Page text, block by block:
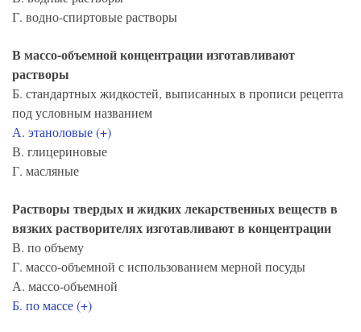
Г. водно-спиртовые растворы
В массо-объемной концентрации изготавливают
растворы
Б. стандартных жидкостей, выписанных в прописи рецепта
под условным названием
А. этаноловые (+)
В. глицериновые
Г. масляные
Растворы твердых и жидких лекарственных веществ в
вязких растворителях изготавливают в концентрации
В. по объему
Г. массо-объемной с использованием мерной посуды
А. массо-объемной
Б. по массе (+)